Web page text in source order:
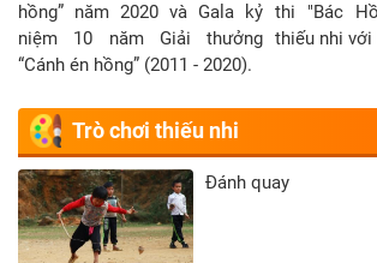
hồng” năm 2020 và Gala kỷ
niệm 10 năm Giải thưởng
“Cánh én hồng” (2011 - 2020).
thi "Bác
thiếu nhi với
Trò chơi thiếu nhi
Đánh quay